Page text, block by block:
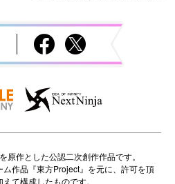
作とした公認二次創作作品です。
作品『東方Project』を元に、許可を頂
て構成したものです。